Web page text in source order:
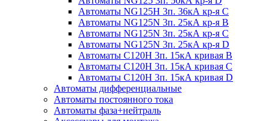
Автоматы NG125H 3п. 36кА кр-я C
Автоматы NG125N 3п. 25кА кр-я B
Автоматы NG125N 3п. 25кА кр-я C
Автоматы NG125N 3п. 25кА кр-я D
Автоматы С120Н 3п. 15кА кривая B
Автоматы С120Н 3п. 15кА кривая C
Автоматы С120Н 3п. 15кА кривая D
Автоматы дифференциальные
Автоматы постоянного тока
Автоматы фаза+нейтраль